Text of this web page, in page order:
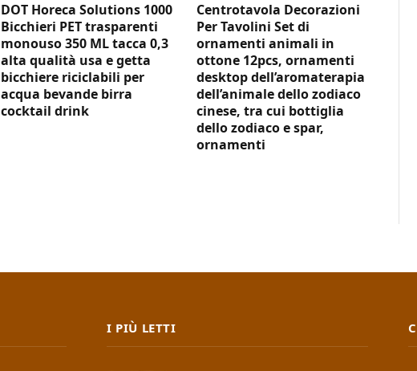
DOT Horeca Solutions 1000
Bicchieri PET trasparenti
monouso 350 ML tacca 0,3
alta qualità usa e getta
bicchiere riciclabili per
acqua bevande birra
cocktail drink
Centrotavola Decorazioni
Per Tavolini Set di
ornamenti animali in
ottone 12pcs, ornamenti
desktop dell’aromaterapia
dell’animale dello zodiaco
cinese, tra cui bottiglia
dello zodiaco e spar,
ornamenti
I PIÙ LETTI